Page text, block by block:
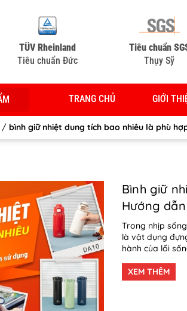
TÜV Rheinland
Tiêu chuẩn Đức
Tiêu chuẩn
Thụy Sỹ
TRANG CHỦ GIỚI
/ bình giữ nhiệt dung tích bao nhiêu là phù
Bình giữ
Hướng
Trong nhịp
là vật dụng
hành của lối
XEM THÊM